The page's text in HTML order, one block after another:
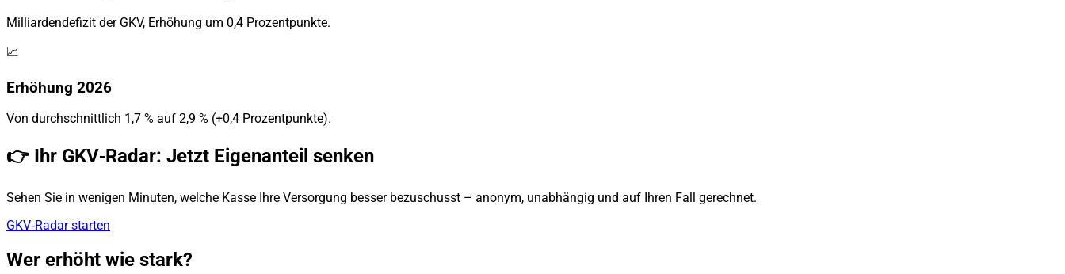
Milliardendefizit der GKV, Erhöhung um 0,4 Prozentpunkte.
📈
Erhöhung 2026
Von durchschnittlich 1,7 % auf 2,9 % (+0,4 Prozentpunkte).
👉 Ihr GKV‑Radar: Jetzt Eigenanteil senken
Sehen Sie in wenigen Minuten, welche Kasse Ihre Versorgung besser bezuschusst – anonym, unabhängig und auf Ihren Fall gerechnet.
GKV‑Radar starten
Wer erhöht wie stark?